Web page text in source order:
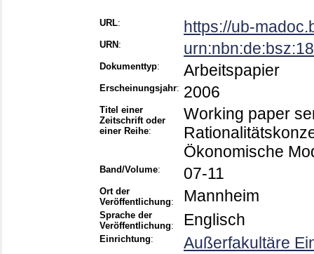
URL: https://ub-
URN :
Dokumenttyp: Arbeitspapier
Erscheinungsjahr: 2006
Titel einer
Zeitschrift oder
einer Reihe:
Working paper
Ökonomische
Band/Volume: 07-11
Ort der
Veröffentlichung: Mannheim
Sprache der
Veröffentlichung: Englisch
Einrichtung:
Außerfakultäre